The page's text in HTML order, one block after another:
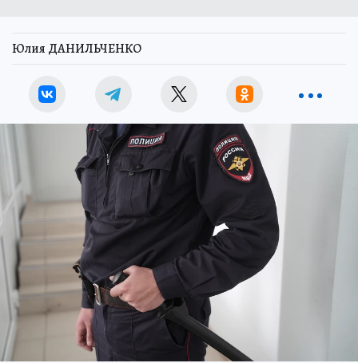
Юлия ДАНИЛЬЧЕНКО